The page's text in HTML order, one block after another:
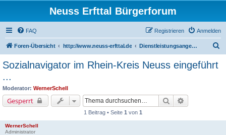
Neuss Erfttal Bürgerforum
FAQ Anmelden
Registrieren
Foren-Übersicht http://www.neuss-erfttal.de Dienstleistungsangebote / Handwerker
Sozialnavigator im Rhein-Kreis Neuss eingeführt
...
Moderator: WernerSchell
Gesperrt Suche
1 Beitrag • Seite 1 von 1
WernerSchell
Administrator